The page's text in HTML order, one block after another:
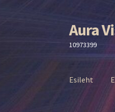
Liigu
Liigu
sisu
juurde
Aura
10973399
Esileht